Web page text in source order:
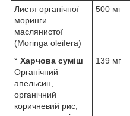
Листя органічної
моринги
маслянистої
(Moringa oleifera)
500 мг
° Харчова суміш
Органічний
апельсин,
органічний
коричневий рис,
139 мг